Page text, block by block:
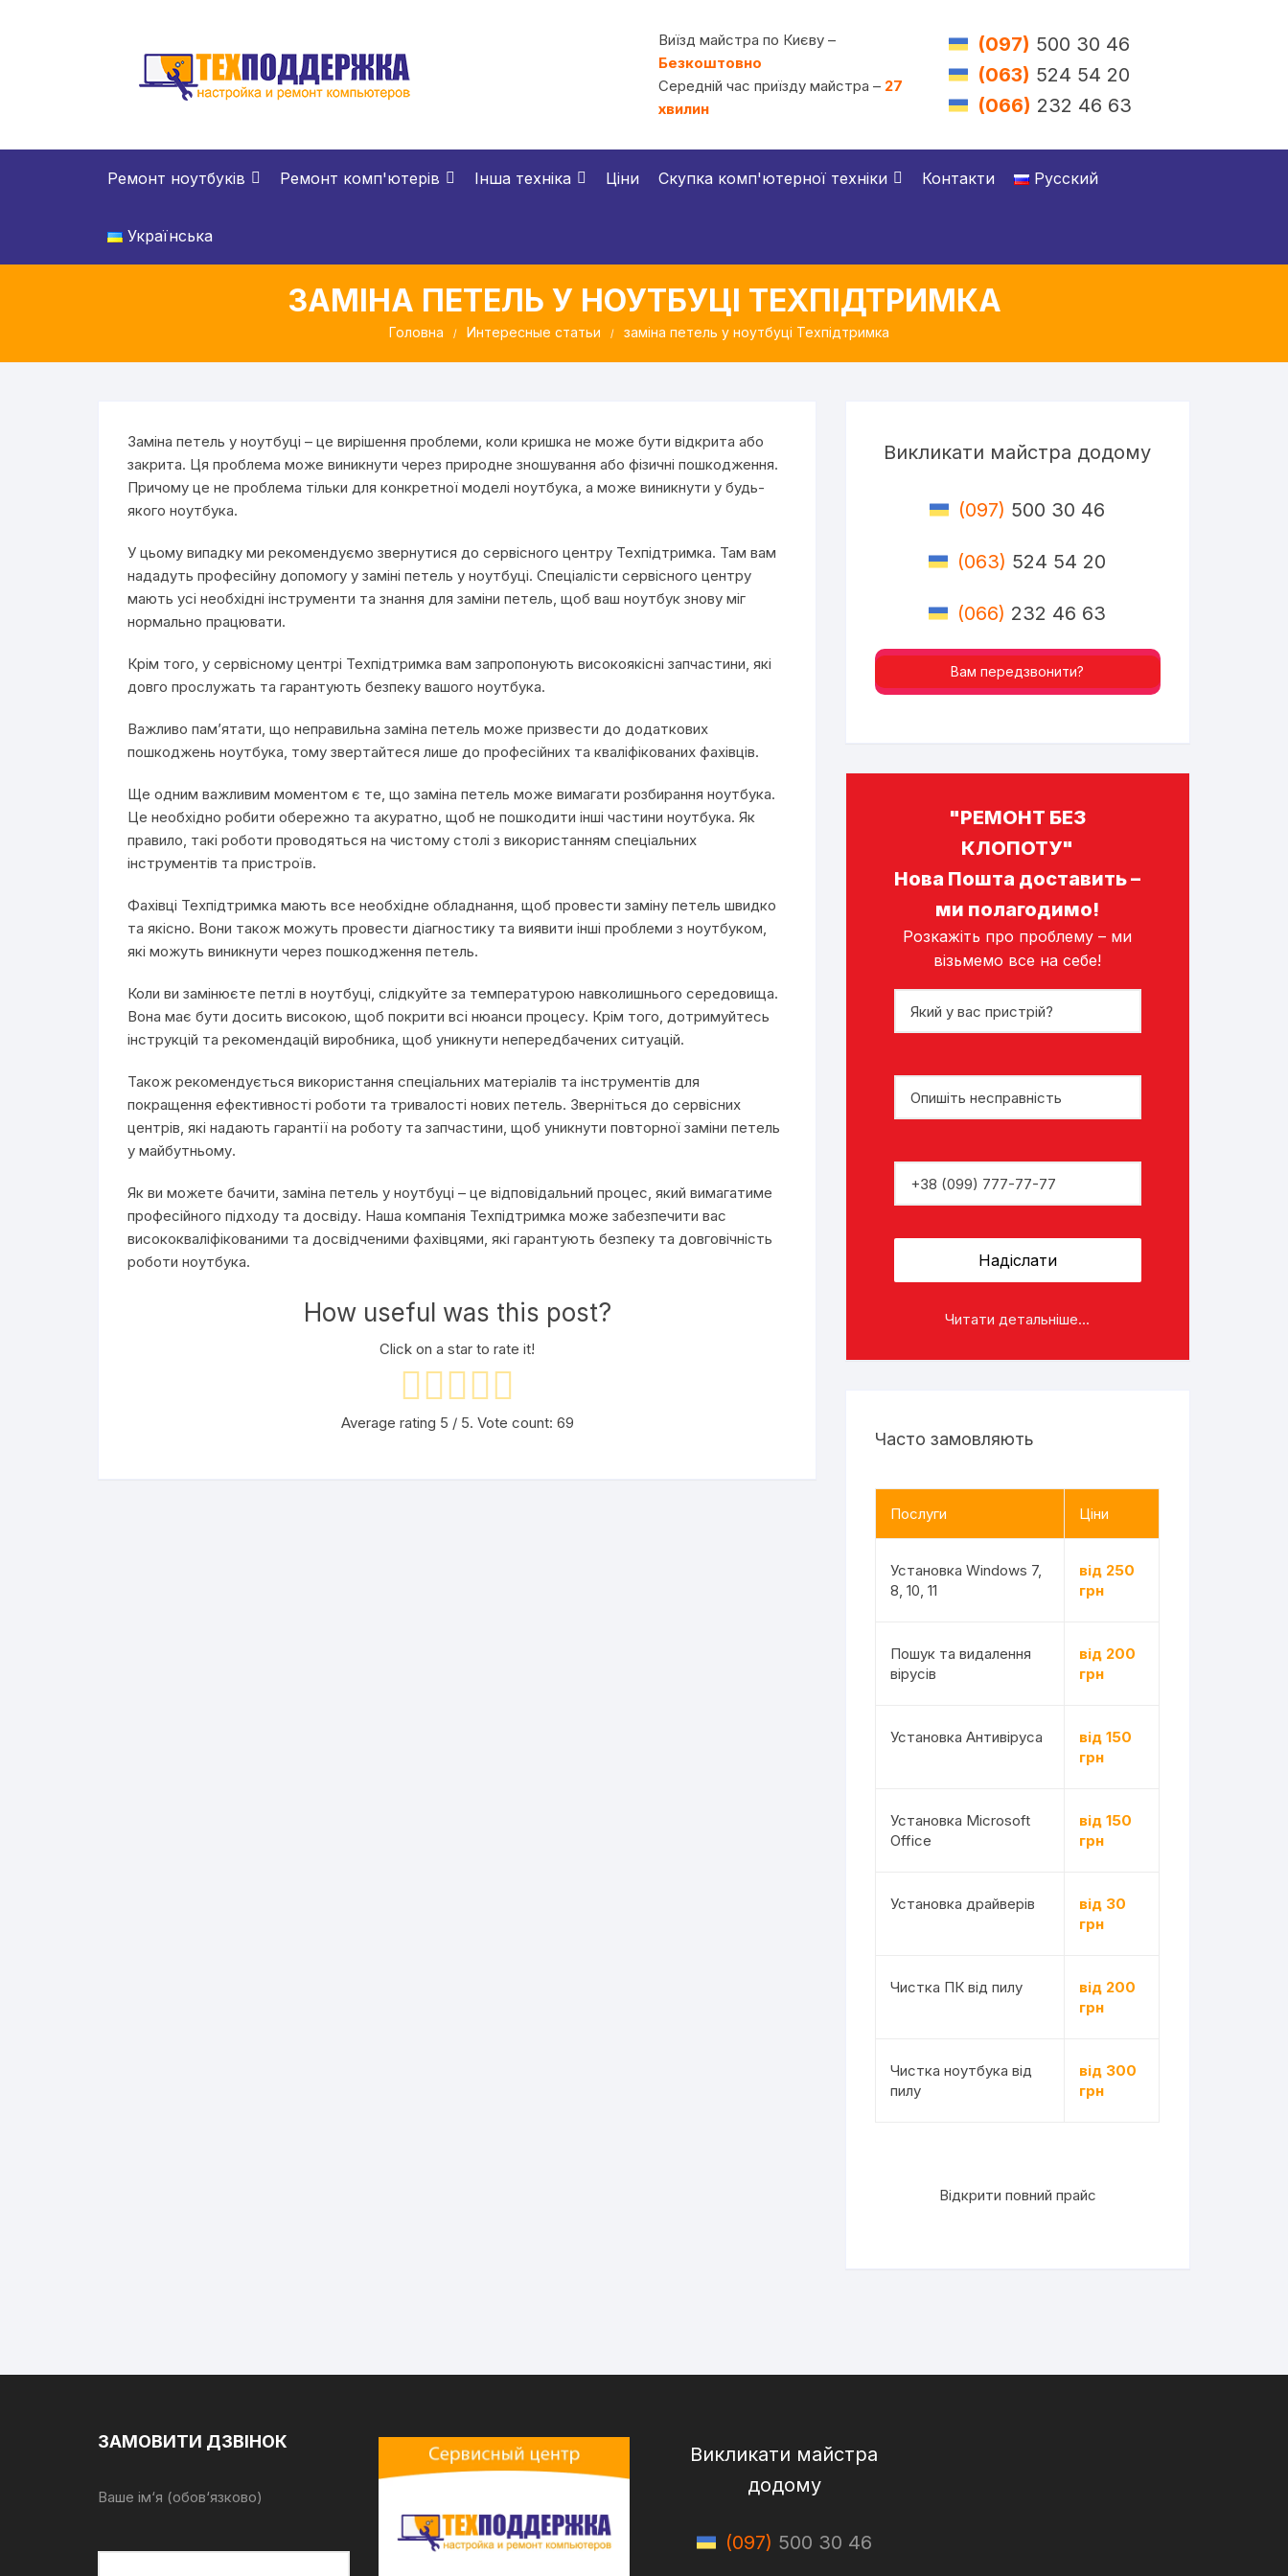
Виїзд майстра по Києву –
Безкоштовно
Середній час приїзду майстра – 27
хвилин
(097) 500 30 46
(063) 524 54 20
(066) 232 46 63
Ремонт ноутбуків Ремонт комп'ютерів Інша техніка Ціни Скупка комп'ютерної техніки Контакти Русский
Українська
ЗАМІНА ПЕТЕЛЬ У НОУТБУЦІ ТЕХПІДТРИМКА
Головна Интересные статьи заміна петель у ноутбуці Техпідтримка
Заміна петель у ноутбуці – це вирішення проблеми, коли кришка не може бути відкрита або
закрита. Ця проблема може виникнути через природне зношування або фізичні пошкодження.
Причому це не проблема тільки для конкретної моделі ноутбука, а може виникнути у будь-
якого ноутбука.
У цьому випадку ми рекомендуємо звернутися до сервісного центру Техпідтримка. Там вам
нададуть професійну допомогу у заміні петель у ноутбуці. Спеціалісти сервісного центру
мають усі необхідні інструменти та знання для заміни петель, щоб ваш ноутбук знову міг
нормально працювати.
Крім того, у сервісному центрі Техпідтримка вам запропонують високоякісні запчастини, які
довго прослужать та гарантують безпеку вашого ноутбука.
Важливо пам’ятати, що неправильна заміна петель може призвести до додаткових
пошкоджень ноутбука, тому звертайтеся лише до професійних та кваліфікованих фахівців.
Ще одним важливим моментом є те, що заміна петель може вимагати розбирання ноутбука.
Це необхідно робити обережно та акуратно, щоб не пошкодити інші частини ноутбука. Як
правило, такі роботи проводяться на чистому столі з використанням спеціальних
інструментів та пристроїв.
Фахівці Техпідтримка мають все необхідне обладнання, щоб провести заміну петель швидко
та якісно. Вони також можуть провести діагностику та виявити інші проблеми з ноутбуком,
які можуть виникнути через пошкодження петель.
Коли ви замінюєте петлі в ноутбуці, слідкуйте за температурою навколишнього середовища.
Вона має бути досить високою, щоб покрити всі нюанси процесу. Крім того, дотримуйтесь
інструкцій та рекомендацій виробника, щоб уникнути непередбачених ситуацій.
Також рекомендується використання спеціальних матеріалів та інструментів для
покращення ефективності роботи та тривалості нових петель. Зверніться до сервісних
центрів, які надають гарантії на роботу та запчастини, щоб уникнути повторної заміни петель
у майбутньому.
Як ви можете бачити, заміна петель у ноутбуці – це відповідальний процес, який вимагатиме
професійного підходу та досвіду. Наша компанія Техпідтримка може забезпечити вас
висококваліфікованими та досвідченими фахівцями, які гарантують безпеку та довговічність
роботи ноутбука.
How useful was this post?
Click on a star to rate it!
Average rating 5 / 5. Vote count: 69
Викликати майстра додому
(097) 500 30 46
(063) 524 54 20
(066) 232 46 63
Вам передзвонити?
"РЕМОНТ БЕЗ
КЛОПОТУ"
Нова Пошта доставить –
ми полагодимо!
Розкажіть про проблему – ми
візьмемо все на себе!
Читати детальніше...
Часто замовляють
Послуги Ціни
Установка Windows 7,
8, 10, 11
від 250
грн
Пошук та видалення
вірусів
від 200
грн
Установка Антивіруса
від 150
грн
Установка Microsoft
Office
від 150
грн
Установка драйверів
від 30
грн
Чистка ПК від пилу
від 200
грн
Чистка ноутбука від
пилу
від 300
грн
Відкрити повний прайс
ЗАМОВИТИ ДЗВІНОК
Ваше ім‘я (обов‘язково)
Викликати майстра
додому
(097) 500 30 46